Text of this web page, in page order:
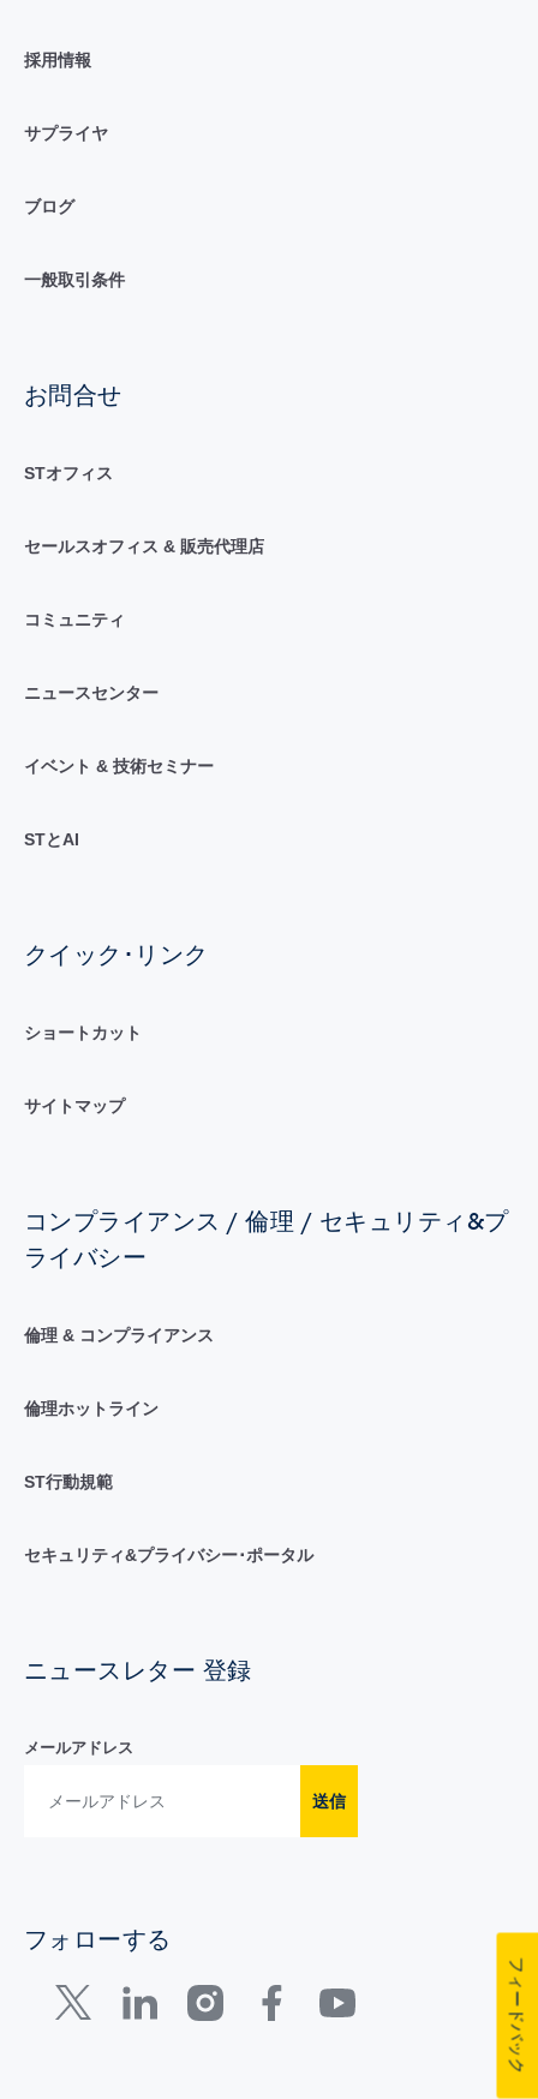
採用情報
サプライヤ
ブログ
一般取引条件
お問合せ
STオフィス
セールスオフィス & 販売代理店
コミュニティ
ニュースセンター
イベント & 技術セミナー
STとAI
クイック･リンク
ショートカット
サイトマップ
コンプライアンス / 倫理 / セキュリティ&プ
ライバシー
倫理 & コンプライアンス
倫理ホットライン
ST行動規範
セキュリティ&プライバシー･ポータル
ニュースレター 登録
メールアドレス
送信
フォローする
フィードバック